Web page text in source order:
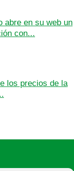
abre en su web un
con...
los precios de la